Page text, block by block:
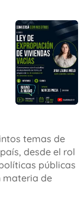
temas de
desde el rol
públicas
materia de